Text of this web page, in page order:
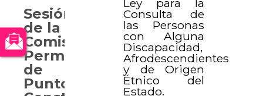
Consulta de
las Personas
con Alguna
Discapacidad,
Afrodescendientes
y de Origen
Étnico del
Estado.
Sesión
de la
Comisión
Permanente
de
Puntos